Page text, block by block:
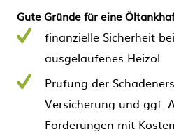
Gute Gründe für eine
finanzielle Sicherheit
ausgelaufenes Heizöl
Prüfung der
Versicherung und ggf.
Forderungen mit